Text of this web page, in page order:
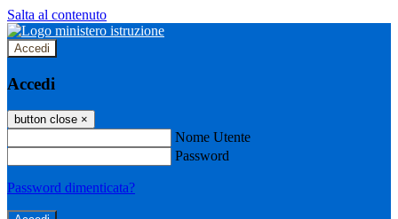
Salta al contenuto
Accedi
Accedi
button close ×
Nome Utente
Password
Password dimenticata?